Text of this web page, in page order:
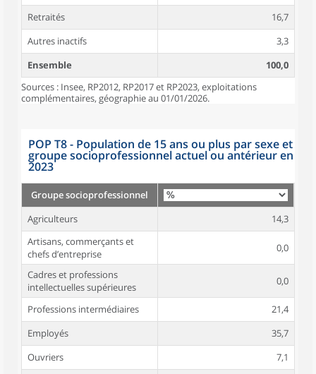
Retraités
16,7
Autres inactifs
3,3
Ensemble
100,0
Sources : Insee, RP2012, RP2017 et RP2023, exploitations
complémentaires, géographie au 01/01/2026.
POP T8 - Population de 15 ans ou plus par sexe et
groupe socioprofessionnel actuel ou antérieur en
2023
Groupe socioprofessionnel
Agriculteurs
14,3
Artisans, commerçants et
chefs d’entreprise
0,0
Cadres et professions
intellectuelles supérieures
0,0
Professions intermédiaires
21,4
Employés
35,7
Ouvriers
7,1